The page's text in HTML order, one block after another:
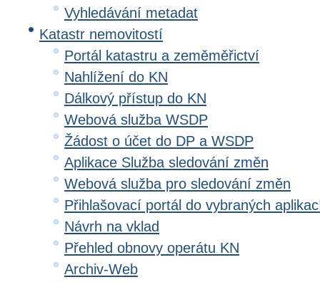
Vyhledávání metadat
Katastr nemovitostí
Portál katastru a zeměměřictví
Nahlížení do KN
Dálkový přístup do KN
Webová služba WSDP
Žádost o účet do DP a WSDP
Aplikace Služba sledování změn
Webová služba pro sledování změn
Přihlašovací portál do vybraných
Návrh na vklad
Přehled obnovy operátu KN
Archiv-Web